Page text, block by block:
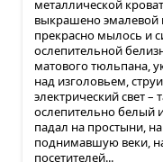
металлической
выкрашено эмалевой
прекрасно мылось и
ослепительной
матового тюльпана,
над изголовьем,
электрический свет –
ослепительно белый
падал на простыни,
поднимавшую веки,
посетителей...